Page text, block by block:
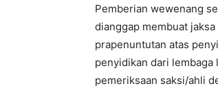
Pemberian wewenang
dianggap membuat
prapenuntutan atas
penyidikan dari
pemeriksaan saksi/ahli